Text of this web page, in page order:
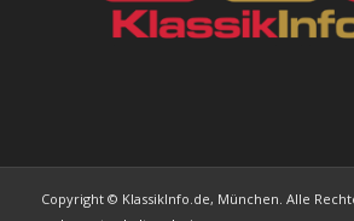
Copyright © KlassikInfo.de, München. Alle